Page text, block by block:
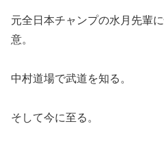
元全日本チャンプの水月先輩
意。
中村道場で武道を知る。
そして今に至る。